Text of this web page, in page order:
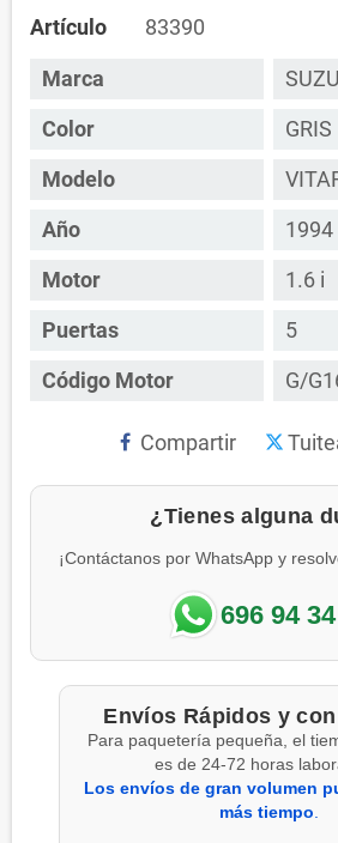
Artículo 83390
Marca
Color
GRIS
Modelo
Año
1994
Motor
1.6 i
Puertas
5
Código Motor
G/
Compartir
¿Tienes alguna
¡Contáctanos por WhatsApp y
696 94
Envíos Rápidos y
Para paquetería pequeña, el
es de 24-72 horas
Los envíos de gran volumen
más tiempo